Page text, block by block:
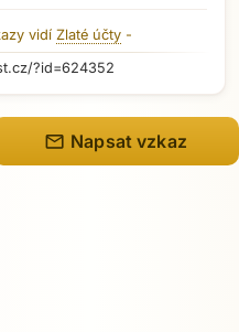
vidí Zlaté účty -
?id=624352
mail Napsat vzkaz